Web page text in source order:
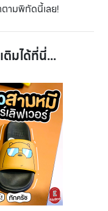
ามพิกัดนี้เลย!
ติมได้ที่นี่...